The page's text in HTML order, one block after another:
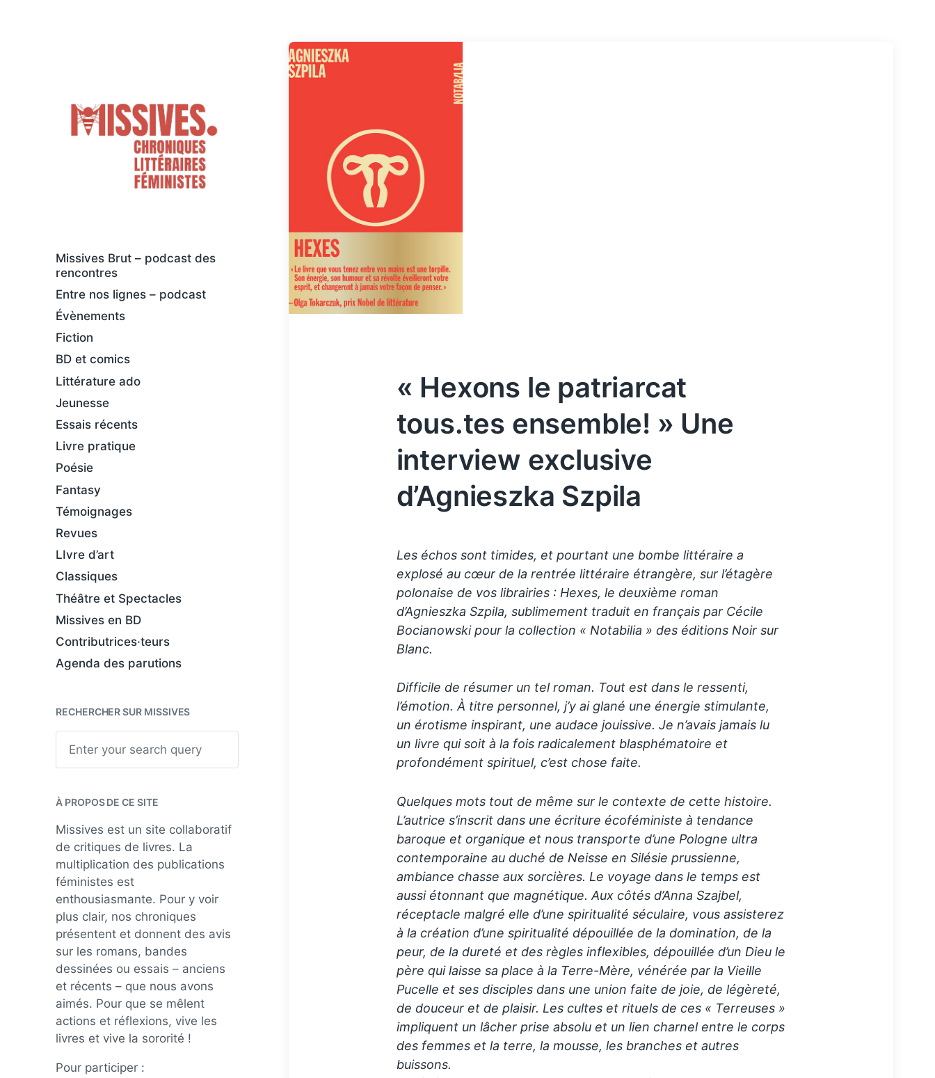
large
Missives Brut – podcast des
rencontres
Entre nos lignes – podcast
Évènements
Fiction
BD et comics
Littérature ado
Jeunesse
Essais récents
Livre pratique
Poésie
Fantasy
Témoignages
Revues
LIvre d’art
Classiques
Théâtre et Spectacles
Missives en BD
Contributrices·teurs
Agenda des parutions
RECHERCHER SUR MISSIVES
h
À PROPOS DE CE SITE
Missives est un site collaboratif
de critiques de livres. La
multiplication des publications
féministes est
enthousiasmante. Pour y voir
plus clair, nos chroniques
présentent et donnent des avis
sur les romans, bandes
dessinées ou essais – anciens
et récents – que nous avons
aimés. Pour que se mêlent
actions et réflexions, vive les
livres et vive la sororité !
Pour participer :
« Hexons le patriarcat
tous.tes ensemble! » Une
interview exclusive
d’Agnieszka Szpila
Les échos sont timides, et pourtant une bombe littéraire a
explosé au cœur de la rentrée littéraire étrangère, sur l’étagère
polonaise de vos librairies : Hexes, le deuxième roman
d’Agnieszka Szpila, sublimement traduit en français par Cécile
Bocianowski pour la collection « Notabilia » des éditions Noir sur
Blanc.
Difficile de résumer un tel roman. Tout est dans le ressenti,
l’émotion. À titre personnel, j’y ai glané une énergie stimulante,
un érotisme inspirant, une audace jouissive. Je n’avais jamais lu
un livre qui soit à la fois radicalement blasphématoire et
profondément spirituel, c’est chose faite.
Quelques mots tout de même sur le contexte de cette histoire.
L’autrice s’inscrit dans une écriture écoféministe à tendance
baroque et organique et nous transporte d’une Pologne ultra
contemporaine au duché de Neisse en Silésie prussienne,
ambiance chasse aux sorcières. Le voyage dans le temps est
aussi étonnant que magnétique. Aux côtés d’Anna Szajbel,
réceptacle malgré elle d’une spiritualité séculaire, vous assisterez
à la création d’une spiritualité dépouillée de la domination, de la
peur, de la dureté et des règles inflexibles, dépouillée d’un Dieu le
père qui laisse sa place à la Terre-Mère, vénérée par la Vieille
Pucelle et ses disciples dans une union faite de joie, de légèreté,
de douceur et de plaisir. Les cultes et rituels de ces « Terreuses »
impliquent un lâcher prise absolu et un lien charnel entre le corps
des femmes et la terre, la mousse, les branches et autres
buissons.